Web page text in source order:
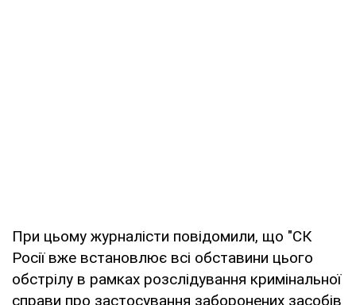
При цьому журналісти повідомили, що "СК
Росії вже встановлює всі обставини цього
обстрілу в рамках розслідування кримінальної
справи про застосування заборонених засобів